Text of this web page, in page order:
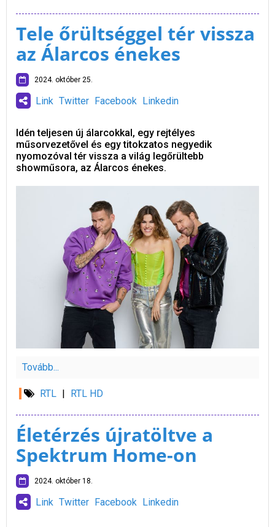
Tele őrültséggel tér vissza
az Álarcos énekes
2024. október 25.
Link Twitter Facebook Linkedin
Idén teljesen új álarcokkal, egy rejtélyes
műsorvezetővel és egy titokzatos negyedik
nyomozóval tér vissza a világ legőrültebb
showműsora, az Álarcos énekes.
Tovább...
RTL | RTL HD
Életérzés újratöltve a
Spektrum Home-on
2024. október 18.
Link Twitter Facebook Linkedin